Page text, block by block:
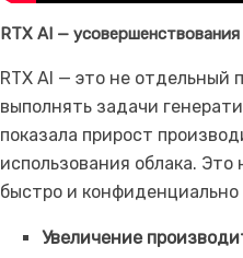
RTX AI —
RTX AI — это не отдельный
выполнять задачи
показала прирост
использования облака.
быстро и конфиденциально
Увеличение